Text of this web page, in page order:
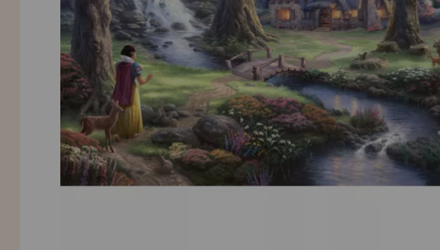
LIQUIDAÇÕES
EM FORMAÇÃO
info@casadopuzzle.pt